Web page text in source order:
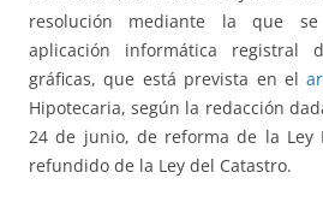
resolución mediante la que
aplicación informática registral
gráficas, que está prevista en el
Hipotecaria, según la redacción
24 de junio, de reforma de la Ley
refundido de la Ley del Catastro.